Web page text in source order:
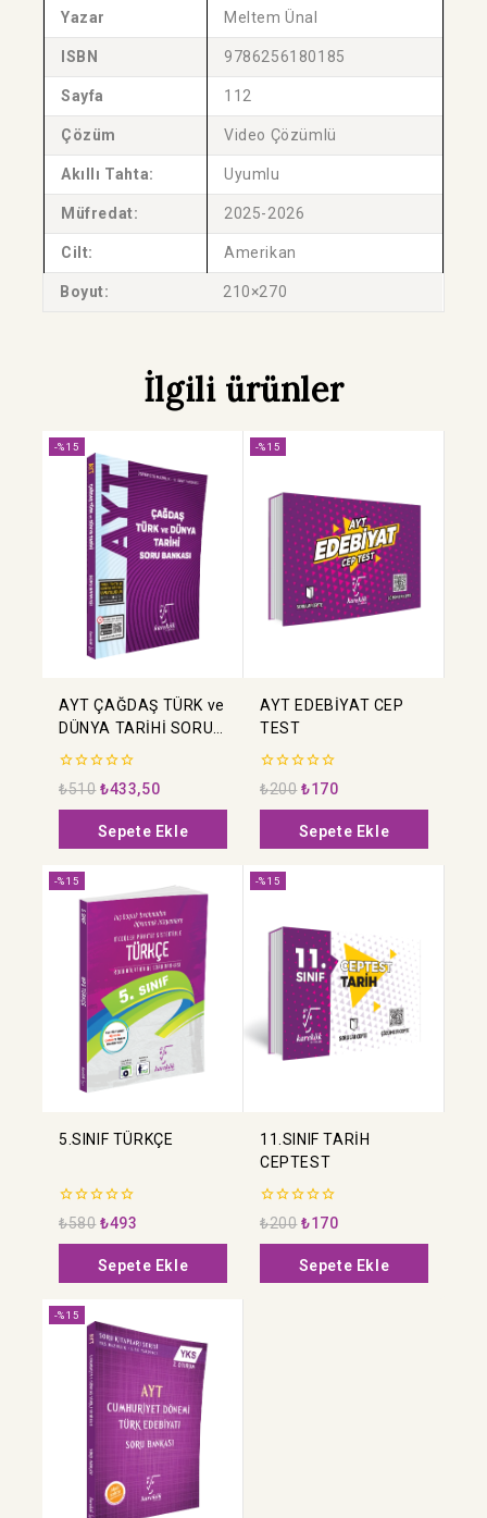
Yazar Meltem Ünal
ISBN 9786256180185
Sayfa 112
Çözüm Video Çözümlü
Akıllı Tahta: Uyumlu
Müfredat: 2025-2026
Cilt: Amerikan
Boyut: 210×270
İlgili ürünler
-%15
AYT ÇAĞDAŞ TÜRK ve
DÜNYA TARİHİ SORU
BANKASI
0
5
üzerinden
₺510 ₺433,50
Sepete Ekle
-%15
AYT EDEBİYAT CEP
TEST
0
5
üzerinden
₺200 ₺170
Sepete Ekle
-%15
5.SINIF TÜRKÇE
0
5
üzerinden
₺580 ₺493
Sepete Ekle
-%15
11.SINIF TARİH
CEPTEST
0
5
üzerinden
₺200 ₺170
Sepete Ekle
-%15